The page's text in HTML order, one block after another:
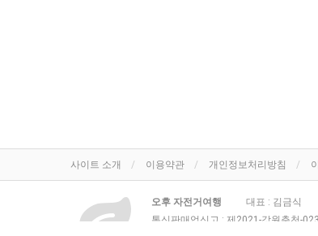
사이트 소개 이용약관 개인정보처리방침
오후 자전거여행 대표 : 김금식
통신판매업신고 : 제2021-강원춘천-